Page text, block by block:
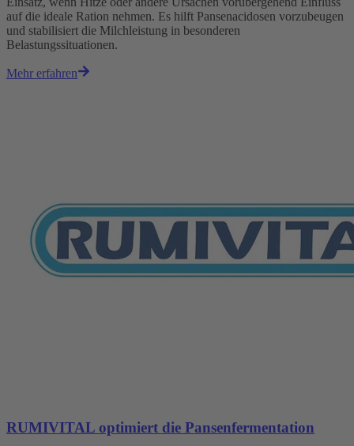
auf die ideale Ration nehmen. Es hilft Pansenacidosen vorzubeugen
und stabilisiert die Milchleistung in besonderen
Belastungssituationen.
Mehr erfahren
RUMIVITAL optimiert die Pansenfermentation